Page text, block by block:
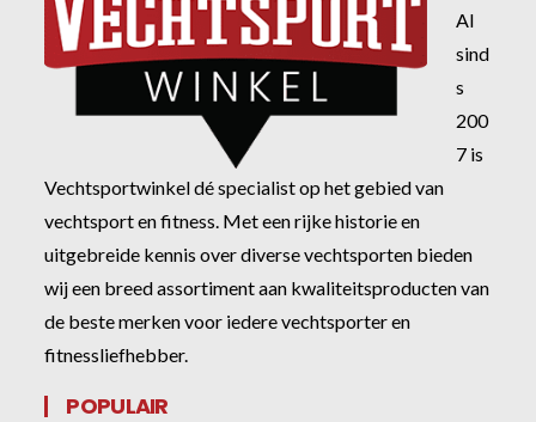
Al
sind
s
200
7 is
Vechtsportwinkel dé specialist op het gebied van
vechtsport en fitness. Met een rijke historie en
uitgebreide kennis over diverse vechtsporten bieden
wij een breed assortiment aan kwaliteitsproducten van
de beste merken voor iedere vechtsporter en
fitnessliefhebber.
POPULAIR